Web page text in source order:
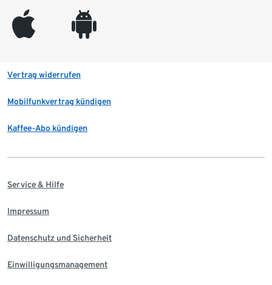
appleinc android
Vertrag widerrufen
Mobilfunkvertrag kündigen
Kaffee-Abo kündigen
Service & Hilfe
Impressum
Datenschutz und Sicherheit
Einwilligungsmanagement